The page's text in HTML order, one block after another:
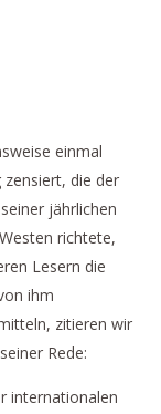
einmal
die der
jährlichen
richtete,
Lesern die
ihm
zitieren wir
Rede:
internationalen